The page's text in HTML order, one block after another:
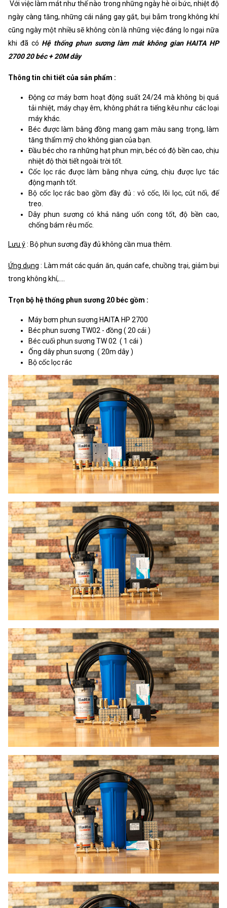
Với việc làm mát như thế nào trong những ngày hè oi bức, nhiệt độ
ngày càng tăng, những cái nắng gay gắt, bụi bẫm trong không khí
cũng ngày một nhiều sẽ không còn là những việc đáng lo ngại nữa
khi đã có Hệ thống phun sương làm mát không gian HAITA HP
2700 20 béc + 20M dây
Thông tin chi tiết của sản phẩm :
Động cơ máy bơm hoạt động suất 24/24 mà không bị quá
tải nhiệt, máy chạy êm, không phát ra tiếng kêu như các loại
máy khác.
Béc được làm bằng đồng mang gam màu sang trọng, làm
tăng thẩm mỹ cho không gian của bạn.
Đầu béc cho ra những hạt phun mịn, béc có độ bền cao, chịu
nhiệt độ thời tiết ngoài trời tốt.
Cốc lọc rác được làm bằng nhựa cứng, chịu được lực tác
động mạnh tốt.
Bộ cốc lọc rác bao gồm đầy đủ : vỏ cốc, lõi lọc, cút nối, đế
treo.
Dây phun sương có khả năng uốn cong tốt, độ bền cao,
chống bám rêu mốc.
Lưu ý: Bộ phun sương đầy đủ không cần mua thêm.
Ứng dụng : Làm mát các quán ăn, quán cafe, chuồng trại, giảm bụi
trong không khí,....
Trọn bộ hệ thống phun sương 20 béc gồm :
Máy bơm phun sương HAITA HP 2700
Béc phun sương TW02 - đồng ( 20 cái )
Béc cuối phun sương TW 02 ( 1 cái )
Ống dây phun sương ( 20m dây )
Bộ cốc lọc rác